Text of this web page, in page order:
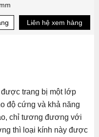
Liên hệ xem hàng
trang bị một lớp
độ cứng và khả năng
chỉ tương đương với
thì loại kính này được